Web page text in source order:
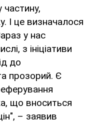
частину,
І це визначалося
у нас
з ініціативи
до
прозорий. Є
що вноситься
– заявив